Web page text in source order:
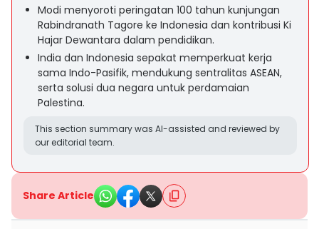
Modi menyoroti peringatan 100 tahun kunjungan
Rabindranath Tagore ke Indonesia dan kontribusi Ki
Hajar Dewantara dalam pendidikan.
India dan Indonesia sepakat memperkuat kerja
sama Indo-Pasifik, mendukung sentralitas ASEAN,
serta solusi dua negara untuk perdamaian
Palestina.
This section summary was AI-assisted and reviewed by
our editorial team.
Share Article